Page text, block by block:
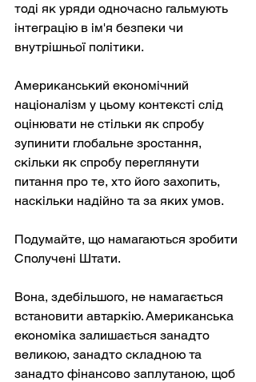
тоді як уряди одночасно гальмують
інтеграцію в ім'я безпеки чи
внутрішньої політики.
Американський економічний
націоналізм у цьому контексті слід
оцінювати не стільки як спробу
зупинити глобальне зростання,
скільки як спробу переглянути
питання про те, хто його захопить,
наскільки надійно та за яких умов.
Подумайте, що намагаються зробити
Сполучені Штати.
Вона, здебільшого, не намагається
встановити автаркію. Американська
економіка залишається занадто
великою, занадто складною та
занадто фінансово заплутаною, щоб